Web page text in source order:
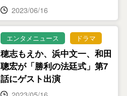
2023/06/16
エンタメニュース ドラマ
穂志もえか、浜中文一、和田
聰宏が「勝利の法廷式」第7
話にゲスト出演